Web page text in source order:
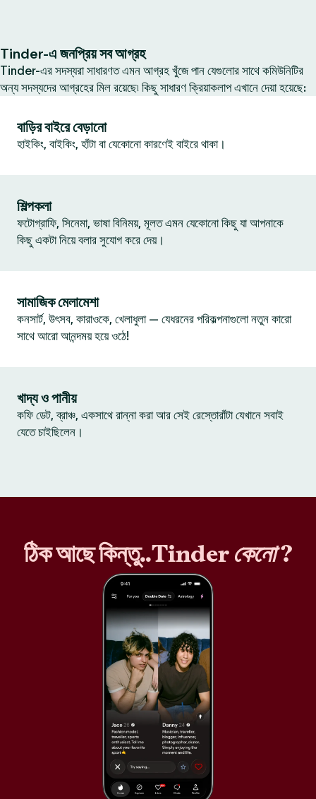
Tinder-এ জনপ্রিয় সব আগ্রহ
Tinder-এর সদস্যরা সাধারণত এমন আগ্রহ খুঁজে পান যেগুলোর সাথে কমিউনিটির
অন্য সদস্যদের আগ্রহের মিল রয়েছে৷ কিছু সাধারণ ক্রিয়াকলাপ এখানে দেয়া হয়েছে:
বাড়ির বাইরে বেড়ানো
হাইকিং, বাইকিং, হাঁটা বা যেকোনো কারণেই বাইরে থাকা।
শিল্পকলা
ফটোগ্রাফি, সিনেমা, ভাষা বিনিময়, মূলত এমন যেকোনো কিছু যা আপনাকে
কিছু একটা নিয়ে বলার সুযোগ করে দেয়।
সামাজিক মেলামেশা
কনসার্ট, উৎসব, কারাওকে, খেলাধুলা — যেধরনের পরিকল্পনাগুলো নতুন কারো
সাথে আরো আনন্দময় হয়ে ওঠে!
খাদ্য ও পানীয়
কফি ডেট, ব্রাঞ্চ, একসাথে রান্না করা আর সেই রেস্তোরাঁটা যেখানে সবাই
যেতে চাইছিলেন।
ঠিক আছে কিন্তু..Tinderকেনো?